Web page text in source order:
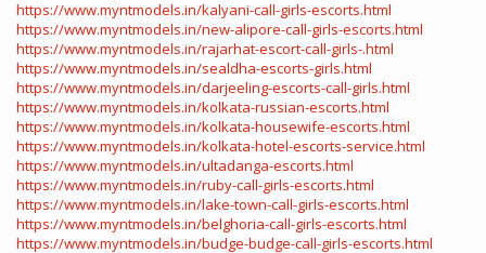
https://www.myntmodels.in/kalyani-call-girls-escorts.html
https://www.myntmodels.in/new-alipore-call-girls-escorts.html
https://www.myntmodels.in/rajarhat-escort-call-girls-.html
https://www.myntmodels.in/sealdha-escorts-girls.html
https://www.myntmodels.in/darjeeling-escorts-call-girls.html
https://www.myntmodels.in/kolkata-russian-escorts.html
https://www.myntmodels.in/kolkata-housewife-escorts.html
https://www.myntmodels.in/kolkata-hotel-escorts-service.html
https://www.myntmodels.in/ultadanga-escorts.html
https://www.myntmodels.in/ruby-call-girls-escorts.html
https://www.myntmodels.in/lake-town-call-girls-escorts.html
https://www.myntmodels.in/belghoria-call-girls-escorts.html
https://www.myntmodels.in/budge-budge-call-girls-escorts.html